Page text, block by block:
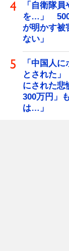
「自衛隊
を…」 500
が明かす
ない」
「中国人
とされた
にされた
300万円」
は…」